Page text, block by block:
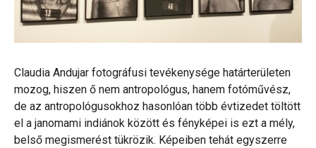
Claudia Andujar fotográfusi tevékenysége határterületen
mozog, hiszen ő nem antropológus, hanem fotóművész,
de az antropológusokhoz hasonlóan több évtizedet töltött
el a janomami indiánok között és fényképei is ezt a mély,
belső megismerést tükrözik. Képeiben tehát egyszerre